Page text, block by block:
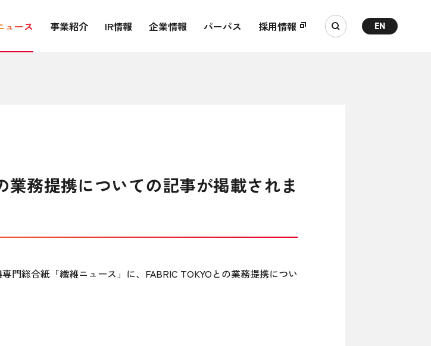
ュース 事業紹介 IR情報 企業情報 パーパス 採用情報 EN
業務提携についての記事が掲載されま
門総合紙「繊維ニュース」に、FABRIC TOKYOとの業務提携につい